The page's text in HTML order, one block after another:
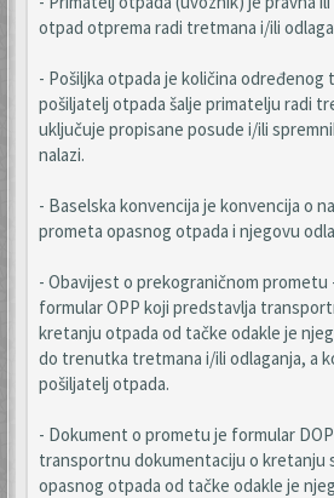
otpad otprema radi tretmana i/ili
- Pošiljka otpada je količina određenog
pošiljatelj otpada šalje primatelju radi
uključuje propisane posude i/ili
nalazi.
- Baselska konvencija je konvencija o
prometa opasnog otpada i njegovu
- Obavijest o prekograničnom prometu
formular OPP koji predstavlja
kretanju otpada od tačke odakle je
do trenutka tretmana i/ili odlaganja, a
pošiljatelj otpada.
- Dokument o prometu je formular
transportnu dokumentaciju o kretanju
opasnog otpada od tačke odakle je